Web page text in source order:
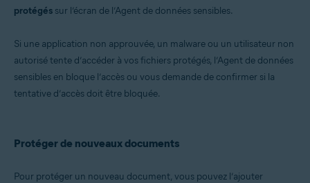
protégés sur l’écran de l’Agent de données sensibles.
Si une application non approuvée, un malware ou un utilisateur non
autorisé tente d’accéder à vos fichiers protégés, l’Agent de données
sensibles en bloque l’accès ou vous demande de confirmer si la
tentative d’accès doit être bloquée.
Protéger de nouveaux documents
Pour protéger un nouveau document, vous pouvez l’ajouter